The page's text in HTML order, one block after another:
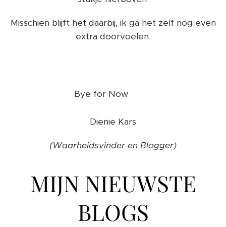
Misschien blijft het daarbij, ik ga het zelf nog even
extra doorvoelen.
Bye for Now
Dienie Kars
(Waarheidsvinder en Blogger)
MIJN NIEUWSTE
BLOGS